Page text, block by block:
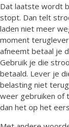
Dat laatste wordt
stopt. Dan telt
laden niet meer
moment
afneemt betaal je
Gebruik je die
betaald. Lever je
belasting niet
weer gebruiken of
dan het op het